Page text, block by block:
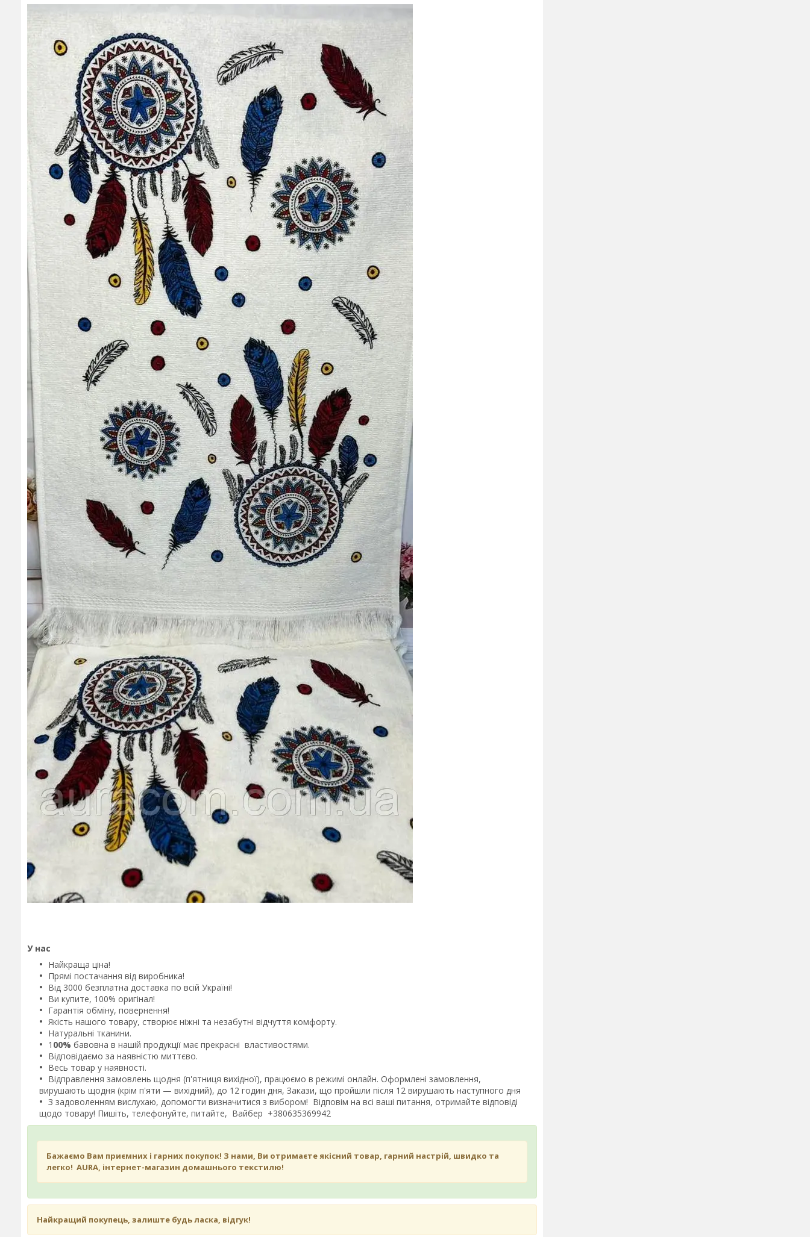
У нас
Найкраща ціна!
Прямі постачання від виробника!
Від 3000 безплатна доставка по всій Україні!
Ви купите, 100% оригінал!
Гарантія обміну, повернення!
Якість нашого товару, створює ніжні та незабутні відчуття комфорту.
Натуральні тканини.
1 00% бавовна в нашій продукції має прекрасні властивостями.
Відповідаємо за наявністю миттєво.
Весь товар у наявності.
Відправлення замовлень щодня (п'ятниця вихідної), працюємо в режимі онлайн. Оформлені замовлення,
вирушають щодня (крім п'яти — вихідний), до 12 годин дня, Закази, що пройшли після 12 вирушають наступного дня
З задоволенням вислухаю, допомогти визначитися з вибором! Відповім на всі ваші питання, отримайте відповіді
щодо товару! Пишіть, телефонуйте, питайте, Вайбер +380635369942
Бажаємо Вам приємних і гарних покупок! З нами, Ви отримаєте якісний товар, гарний настрій, швидко та
легко! AURA, інтернет-магазин домашнього текстилю!
Найкращий покупець, залиште будь ласка, відгук!